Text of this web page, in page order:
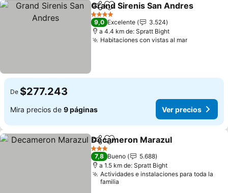
CompartirAgregar a favoritos
Grand Sirenis San Andres
4 Estrellas
9,0 Excelente
3.524
a 4.4 km de: Spratt Bight
Habitaciones con vistas al marVer
De $277.243
Mira precios de 9 páginas Ver precios
CompartirAgregar a favoritos
Decameron Marazul
3 Estrellas
7,8 Bueno
5.688
a 1.5 km de: Spratt Bight
Actividades e instalaciones para toda la
familia